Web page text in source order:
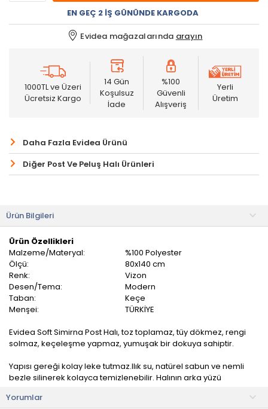
EN GEÇ 2 İŞ GÜNÜNDE KARGODA
Evidea mağazalarında arayın
1000TL ve Üzeri
Ücretsiz Kargo
14 Gün
Koşulsuz
İade
%100
Güvenli
Alışveriş
Yerli
Üretim
Daha Fazla Evidea Ürünü
Diğer Post Ve Peluş Halı Ürünleri
Ürün Bilgileri
Ürün Özellikleri
Malzeme/Materyal:
%100 Polyester
Ölçü:
80x140 cm
Renk:
Vizon
Desen/Tema:
Modern
Taban:
Keçe
Menşei:
TÜRKİYE
Evidea Soft Simirna Post Halı, toz toplamaz, tüy dökmez, rengi
solmaz, keçeleşme yapmaz, yumuşak bir dokuya sahiptir.
Yapısı gereği kolay leke tutmaz.IIık su, natürel sabun ve nemli
bezle silinerek kolayca temizlenebilir. Halının arka yüzü
özelliktedir.
Yorumlar